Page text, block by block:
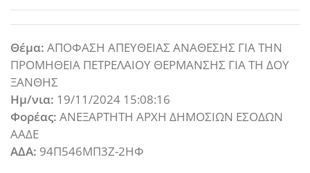
Θέμα: ΑΠΟΦΑΣΗ ΑΠΕΥΘΕΙΑΣ ΑΝΑΘΕΣΗΣ ΓΙΑ ΤΗΝ
ΠΡΟΜΗΘΕΙΑ ΠΕΤΡΕΛΑΙΟΥ ΘΕΡΜΑΝΣΗΣ ΓΙΑ ΤΗ ΔΟΥ
ΞΑΝΘΗΣ
Ημ/νια: 19/11/2024 15:08:16
Φορέας: ΑΝΕΞΑΡΤΗΤΗ ΑΡΧΗ ΔΗΜΟΣΙΩΝ ΕΣΟΔΩΝ
ΑΑΔΕ
ΑΔΑ: 94Π546ΜΠ3Ζ-2ΗΦ